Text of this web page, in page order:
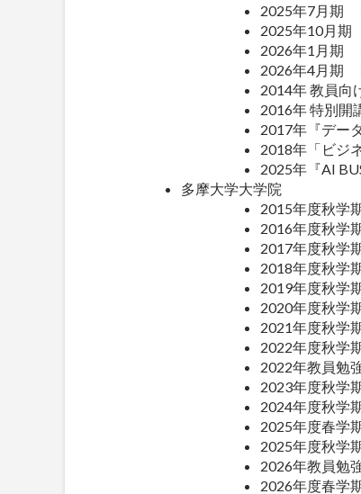
2025年7月期
2025年10月期
2026年1月期
2026年4月期
2014年 教員
2016年 特別開
2017年『デー
2018年「ビジ
2025年『AI
多摩大学大学院
2015年度秋学
2016年度秋学
2017年度秋学
2018年度秋学
2019年度秋学
2020年度秋学
2021年度秋学
2022年度秋学
2022年教員勉
2023年度秋学
2024年度秋学
2025年度春学
2025年度秋学
2026年教員勉
2026年度春学